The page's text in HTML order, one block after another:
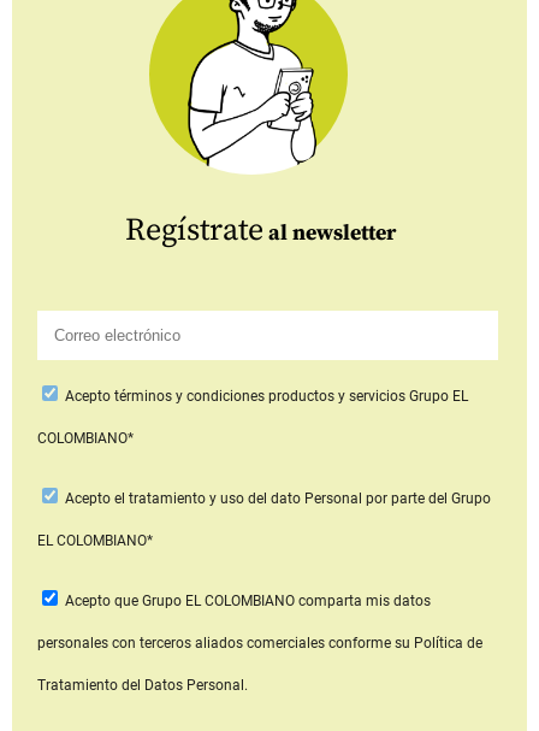
Regístrate al newsletter
Aceptotérminos y condiciones productos y serviciosGrupo EL
COLOMBIANO*
Acepto el tratamiento y uso del dato Personal por parte del Grupo
EL COLOMBIANO*
Acepto que Grupo EL COLOMBIANOcomparta mis datos
personales con terceros aliados comerciales conforme su Política de
Tratamiento del Datos Personal.